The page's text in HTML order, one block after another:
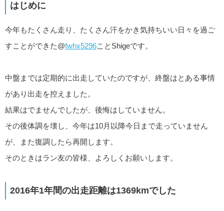
はじめに
今年もたくさん走り、たくさん汗をかき気持ちいい日々を過ご
すことができた@fwhx5296ことShigeです。
中盤までは定期的に出走していたのですが、終盤はとある事情
があり出走を控えました。
結果はでませんでしたが、後悔はしていません。
その後体調を壊し、今年は10月以降今日まで走っていません
が、また復調したら再開します。
そのときはラン友の皆様、よろしくお願いします。
2016年1年間の出走距離は1369kmでした